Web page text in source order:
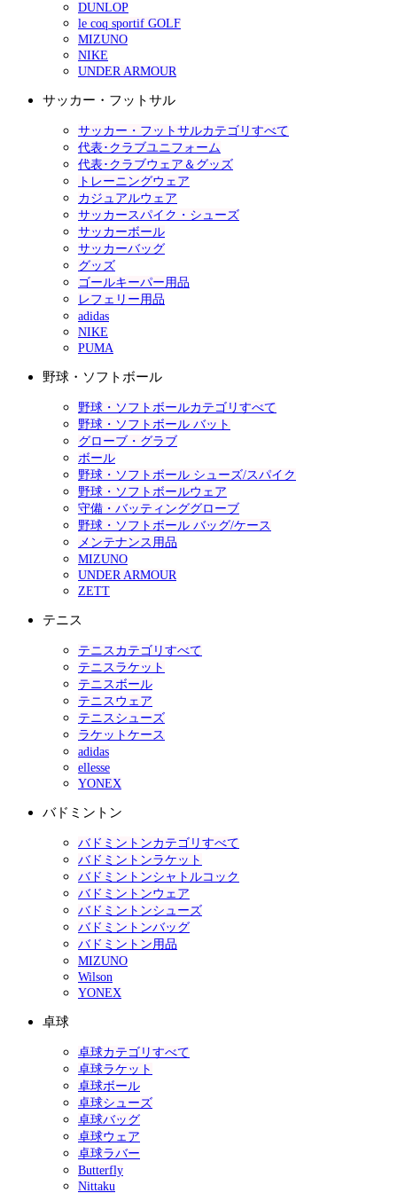
DUNLOP
le coq sportif GOLF
MIZUNO
NIKE
UNDER ARMOUR
サッカー・フットサル
サッカー・フットサルカテゴリすべて
代表･クラブユニフォーム
代表･クラブウェア＆グッズ
トレーニングウェア
カジュアルウェア
サッカースパイク・シューズ
サッカーボール
サッカーバッグ
グッズ
ゴールキーパー用品
レフェリー用品
adidas
NIKE
PUMA
野球・ソフトボール
野球・ソフトボールカテゴリすべて
野球・ソフトボール バット
グローブ・グラブ
ボール
野球・ソフトボール シューズ/スパイク
野球・ソフトボールウェア
守備・バッティンググローブ
野球・ソフトボール バッグ/ケース
メンテナンス用品
MIZUNO
UNDER ARMOUR
ZETT
テニス
テニスカテゴリすべて
テニスラケット
テニスボール
テニスウェア
テニスシューズ
ラケットケース
adidas
ellesse
YONEX
バドミントン
バドミントンカテゴリすべて
バドミントンラケット
バドミントンシャトルコック
バドミントンウェア
バドミントンシューズ
バドミントンバッグ
バドミントン用品
MIZUNO
Wilson
YONEX
卓球
卓球カテゴリすべて
卓球ラケット
卓球ボール
卓球シューズ
卓球バッグ
卓球ウェア
卓球ラバー
Butterfly
Nittaku